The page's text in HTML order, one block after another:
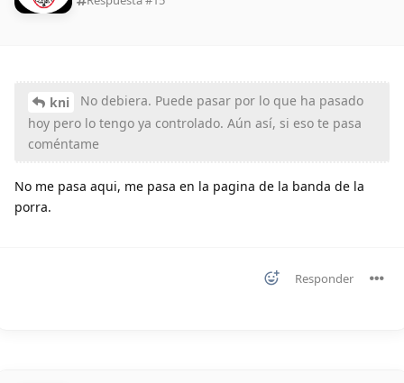
kni
No debiera. Puede pasar por lo que ha pasado
hoy pero lo tengo ya controlado. Aún así, si eso te pasa
coméntame
No me pasa aqui, me pasa en la pagina de la banda de la
porra.
Responder